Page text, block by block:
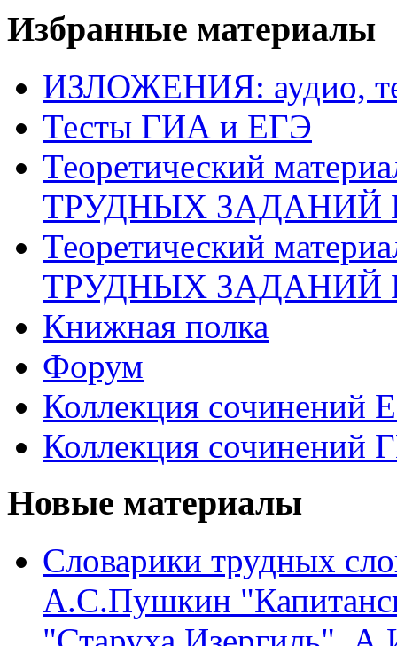
Избранные материалы
ИЗЛОЖЕНИЯ: аудио,
Тесты ГИА и ЕГЭ
Теоретический
ТРУДНЫХ ЗАДАНИЙ
Теоретический
ТРУДНЫХ ЗАДАНИЙ
Книжная полка
Форум
Коллекция сочинений
Коллекция сочинений
Новые материалы
Словарики трудных
А.С.Пушкин